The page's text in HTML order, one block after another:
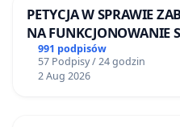
PETYCJA W SPRAWIE
NA FUNKCJONOWANIE
BEZDOMNYCH
991 podpisów
57 Podpisy / 24 godzin
2 Aug 2026